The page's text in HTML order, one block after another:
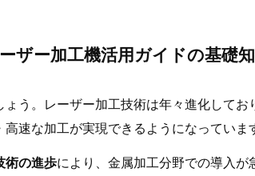
ザー加工機活用ガイドの基礎
う。レーザー加工技術は年々進化して
高速な加工が実現できるようになっていま
術の進歩により、金属加工分野での導入